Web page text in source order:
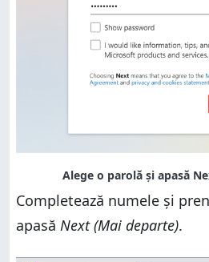
Completează numele și
apasă Next (Mai departe).